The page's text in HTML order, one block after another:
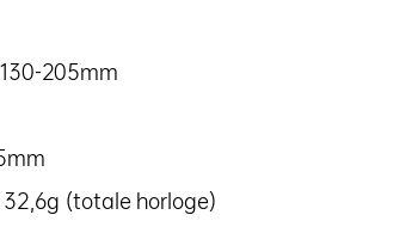
205mm
(totale horloge)